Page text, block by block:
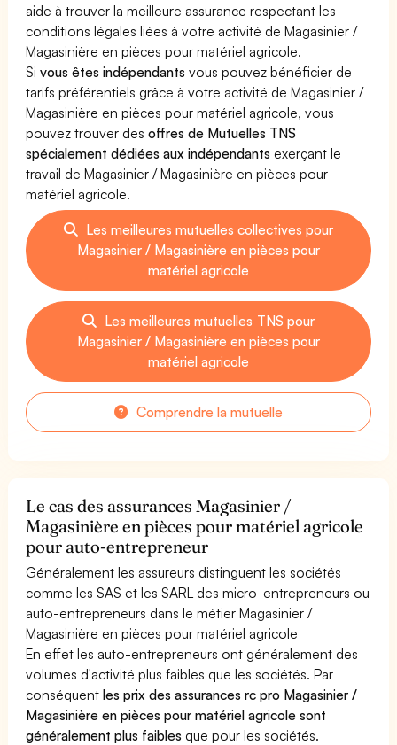
aide à trouver la meilleure assurance respectant les
conditions légales liées à votre activité de Magasinier /
Magasinière en pièces pour matériel agricole.
Sivous êtes indépendants vous pouvez bénéficier de
tarifs préférentiels grâce à votre activité de Magasinier /
Magasinière en pièces pour matériel agricole, vous
pouvez trouver desoffres de Mutuelles TNS
spécialement dédiées aux indépendants exerçant le
travail de Magasinier / Magasinière en pièces pour
matériel agricole.
Les meilleures mutuelles collectives pour
Magasinier / Magasinière en pièces pour
matériel agricole
Les meilleures mutuelles TNS pour
Magasinier / Magasinière en pièces pour
matériel agricole
Comprendre la mutuelle
Le cas des assurances Magasinier /
Magasinière en pièces pour matériel agricole
pour auto-entrepreneur
Généralement les assureurs distinguent les sociétés
comme les SAS et les SARL des micro-entrepreneurs ou
auto-entrepreneurs dans le métier Magasinier /
Magasinière en pièces pour matériel agricole
En effet les auto-entrepreneurs ont généralement des
volumes d'activité plus faibles que les sociétés. Par
conséquentles prix des assurances rc pro Magasinier /
Magasinière en pièces pour matériel agricole sont
généralement plus faibles que pour les sociétés.